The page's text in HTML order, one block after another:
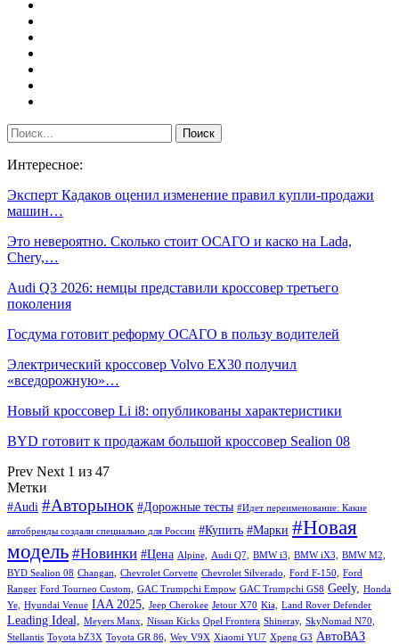
Интересное:
Эксперт Кадаков оценил изменение правил купли-продажи
машин…
Это невероятно. Сколько стоит ОСАГО и каско на Lada,
Chery,…
Audi Q3 2026: немцы представили кроссовер третьего
поколения
Госдума готовит реформу ОСАГО в пользу водителей
Электрический кроссовер Volvo EX30 получил
«вседорожную»…
Новый кроссовер Li i8: опубликованы характеристики
BYD готовит к продажам большой кроссовер Sealion 08
Prev Next 1 из 47
Метки
#Audi #Авторынок #Дорожные тесты #Идет переименование: Какие
автобренды создали специально для России #Купить #Марки #Новая
модель #Новинки #Цена Alpine, Audi Q7, BMW i3, BMW iX3,
BMW M2,
BYD Sealion 08 Changan, Chevrolet Corvette Chevrolet Silverado, Ford F-150,
Ford
Ranger Ford Tourneo Custom, GAC Trumpchi Empow GAC Trumpchi GS8 Geely,
Honda
Ye,
Hyundai Venue IAA 2025, Jeep Cherokee Jetour X70 Kia, Land Rover Defender
Leading Ideal, Meyers Manx, Nissan Kicks Opel Frontera Shineray, SkyNomad N70,
Stellantis Toyota bZ3X Toyota GR 86, Wey V9X Xiaomi YU7 Xpeng G3 АвтоВАЗ